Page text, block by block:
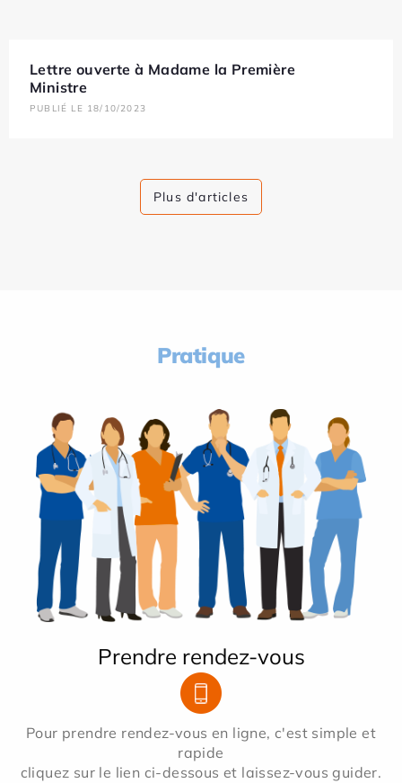
Lettre ouverte à Madame la Première
Ministre
PUBLIÉ LE 18/10/2023
Plus d'articles
Pratique
Prendre rendez-vous
Pour prendre rendez-vous en ligne, c'est simple et
rapide
cliquez sur le lien ci-dessous et laissez-vous guider.